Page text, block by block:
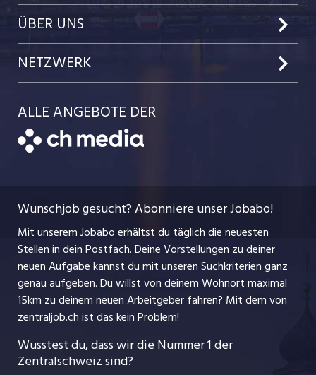
Kanton Nidwalden
Kanton Obwalden
Kanton Schwyz
Festanstellungen
Freelance Jobs
Praktika
Lehrstellen
Ferienjobs
Führungspositionen
Kundenlogin
Einzelinserat disponieren
Schnittstelle
Bewerber-Cockpit
Job-News
Job-Tipps
Job-Storys
Job-Coach
Bewerbung
ÜBER UNS
Portrait
Jobs bei der CH Media
Nutzungsbedingungen
Impressum
NETZWERK
CH Media
jobbasel.ch
jobbern.ch
jobmittelland.ch
schaffu.ch (VS)
ALLE ANGEBOTE DER
Wunschjob gesucht? Abonniere unser Jobabo!
Mit unserem Jobabo erhältst du täglich die neuesten
Stellen in dein Postfach. Deine Vorstellungen zu deiner
neuen Aufgabe kannst du mit unseren Suchkriterien ganz
genau aufgeben. Du willst von deinem Wohnort maximal
15km zu deinem neuen Arbeitgeber fahren? Mit demvon
zentraljob.ch ist das kein Problem!
Wusstest du, dass wir die Nummer 1 der
Zentralschweiz sind?